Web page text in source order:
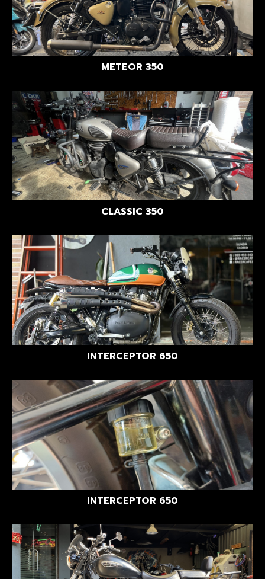
METEOR 350
CLASSIC 350
INTERCEPTOR 650
INTERCEPTOR 650